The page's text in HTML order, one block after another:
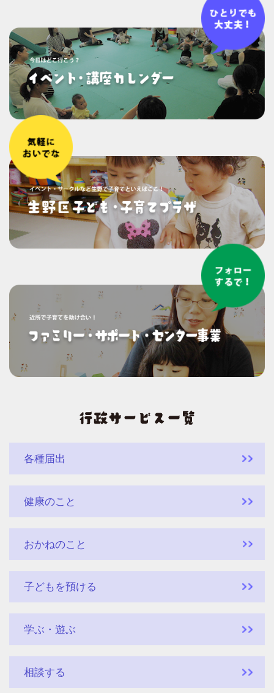
各種届出
健康のこと
おかねのこと
子どもを預ける
学ぶ・遊ぶ
相談する